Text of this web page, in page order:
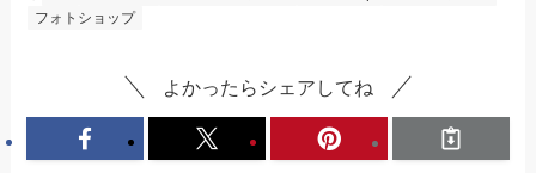
フォトショップ
よかったらシェアしてね